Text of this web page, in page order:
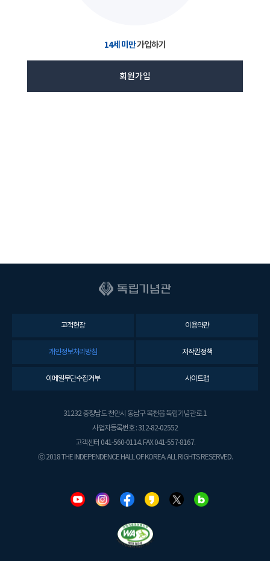
14세 미만가입하기
회원가입
고객헌장 이용약관
개인정보처리방침 저작권정책
이메일무단수집거부 사이트맵
31232 충청남도 천안시 동남구 목천읍 독립기념관로 1
사업자등록번호 : 312-82-02552
고객센터 041-560-0114. FAX 041-557-8167.
ⓒ 2018 THE INDEPENDENCE HALL OF KOREA. ALL RIGHTS RESERVED.